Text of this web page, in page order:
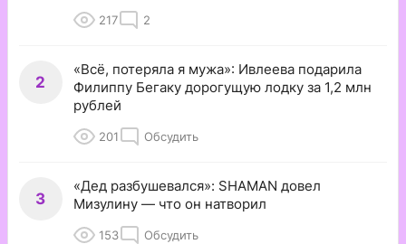
217 2
2
«Всё, потеряла я мужа»: Ивлеева подарила
Филиппу Бегаку дорогущую лодку за 1,2 млн
рублей
201 Обсудить
3
«Дед разбушевался»: SHAMAN довел
Мизулину — что он натворил
153 Обсудить